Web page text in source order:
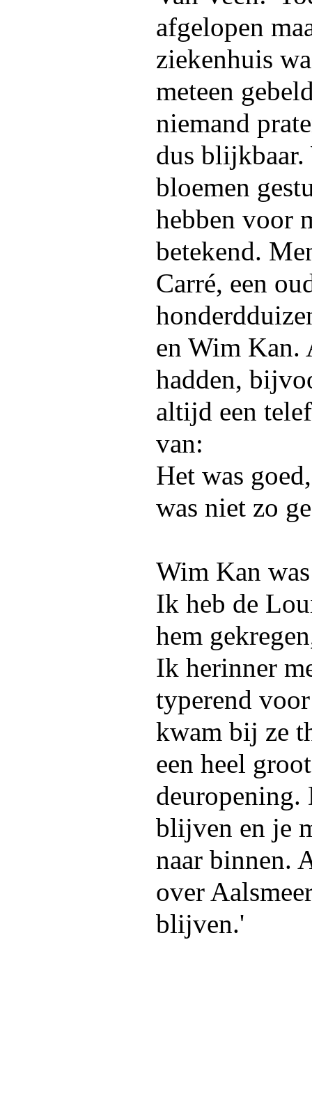
afgelopen
ziekenhuis
meteen
niemand
dus blijkbaar.
bloemen
hebben voor
betekend.
Carré, een
en Wim Kan.
hadden,
altijd een
van:
Het was
was niet zo
Wim Kan
Ik heb de
hem
Ik herinner
typerend
kwam bij ze
een heel
deuropening.
blijven en je
naar binnen.
over
blijven.'